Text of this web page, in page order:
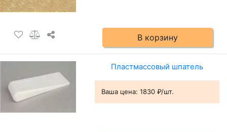
В корзину
Пластмассовый шпатель
Ваша цена: 1830 ₽/шт.